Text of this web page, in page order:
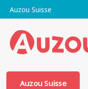
Auzou Suisse
Auzou Suisse